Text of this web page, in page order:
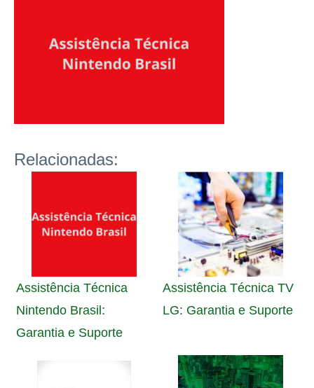
Relacionadas:
Assistência Técnica
Nintendo Brasil:
Garantia e Suporte
Assistência Técnica TV
LG: Garantia e Suporte